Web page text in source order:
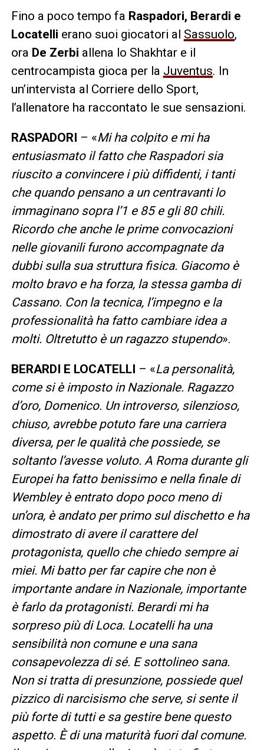
Fino a poco tempo fa Raspadori, Berardi e
Locatelli erano suoi giocatori al Sassuolo,
ora De Zerbi allena lo Shakhtar e il
centrocampista gioca per la Juventus. In
un’intervista al Corriere dello Sport,
l’allenatore ha raccontato le sue sensazioni.
RASPADORI – «Mi ha colpito e mi ha
entusiasmato il fatto che Raspadori sia
riuscito a convincere i più diffidenti, i tanti
che quando pensano a un centravanti lo
immaginano sopra l’1 e 85 e gli 80 chili.
Ricordo che anche le prime convocazioni
nelle giovanili furono accompagnate da
dubbi sulla sua struttura fisica. Giacomo è
molto bravo e ha forza, la stessa gamba di
Cassano. Con la tecnica, l’impegno e la
professionalità ha fatto cambiare idea a
molti. Oltretutto è un ragazzo stupendo».
BERARDI E LOCATELLI – «La personalità,
come si è imposto in Nazionale. Ragazzo
d’oro, Domenico. Un introverso, silenzioso,
chiuso, avrebbe potuto fare una carriera
diversa, per le qualità che possiede, se
soltanto l’avesse voluto. A Roma durante gli
Europei ha fatto benissimo e nella finale di
Wembley è entrato dopo poco meno di
un’ora, è andato per primo sul dischetto e ha
dimostrato di avere il carattere del
protagonista, quello che chiedo sempre ai
miei. Mi batto per far capire che non è
importante andare in Nazionale, importante
è farlo da protagonisti. Berardi mi ha
sorpreso più di Loca. Locatelli ha una
sensibilità non comune e una sana
consapevolezza di sé. E sottolineo sana.
Non si tratta di presunzione, possiede quel
pizzico di narcisismo che serve, si sente il
più forte di tutti e sa gestire bene questo
aspetto. È di una maturità fuori dal comune.